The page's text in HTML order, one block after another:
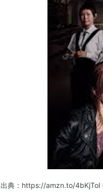
出典：https://amzn.to/4bKjToI